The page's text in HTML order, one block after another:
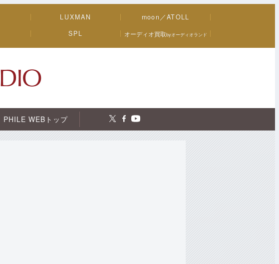
LUXMAN
moon／ATOLL
SPL オーディオ買取byオーディオランド
PHILE WEBトップ